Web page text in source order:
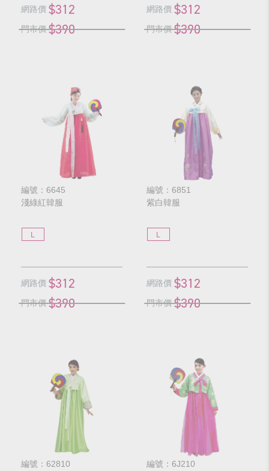
網路價 $312
門市價 $390
網路價 $312
門市價 $390
編號：6645
淺綠紅韓服
L
網路價 $312
門市價 $390
編號：6851
紫白韓服
L
網路價 $312
門市價 $390
編號：62810
編號：6J210